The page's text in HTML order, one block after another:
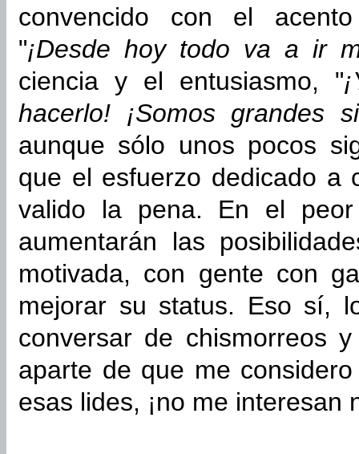
convencido con el
"¡Desde hoy todo va a ir
ciencia y el entusiasmo, "
hacerlo! ¡Somos grandes
aunque sólo unos pocos
que el esfuerzo dedicado a
valido la pena. En el
aumentarán las
motivada, con gente con
mejorar su status. Eso sí,
conversar de chismorreos
aparte de que me
esas lides, ¡no me interesan